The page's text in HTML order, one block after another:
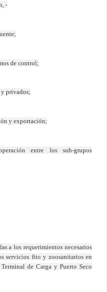
-
de control;
privados;
y exportación;
entre los sub-grupos
a los requerimientos necesarios
servicios fito y zoosanitarios en
de Carga y Puerto Seco